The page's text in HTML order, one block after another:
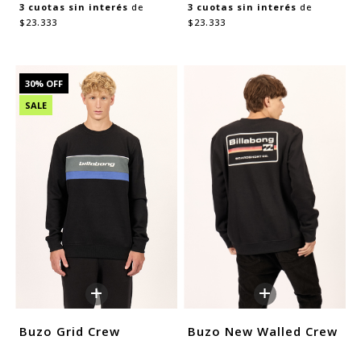
3 cuotas sin interés de
$23.333
3 cuotas sin interés de
$23.333
30% OFF
SALE
+
Buzo Grid Crew
+
Buzo New Walled Crew